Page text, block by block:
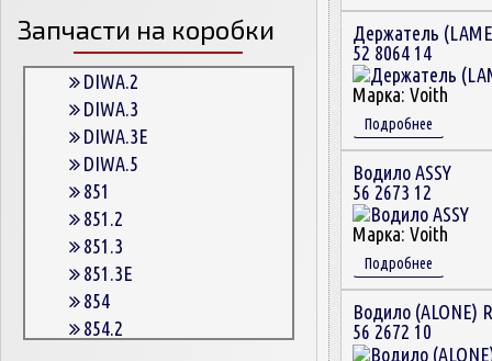
Запчасти на коробки
DIWA.2
DIWA.3
DIWA.3E
DIWA.5
851
851.2
851.3
851.3E
854
854.2
Держатель
52 8064 14
Марка: Voith
Подробнее
Водило ASSY
56 2673 12
Марка: Voith
Подробнее
Водило (ALONE)
56 2672 10